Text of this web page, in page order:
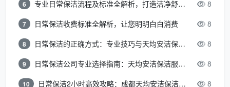
空调新风滤网简易拆卸除尘
粉尘碎屑打包并移至小区指定堆放点
平，包含这些吗？哪些不含？不含的怎么收费？”回答含
糊的，价格再低也要慎重。
6 专业日常保洁流程及标准全解析，打造洁净舒适环境 8
7 日常保洁收费标准全解析，让您明明白白消费 8
8 日常保洁的正确方式：专业技巧与天均安洁保洁服务全解析 8
9 日常保洁公司专业选择指南：天均安洁保洁服务全解析 8
10 日常保洁2小时高效攻略：成都天均安洁保洁专业时间管理方案 8